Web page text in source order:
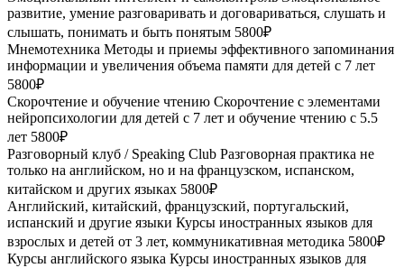
развитие, умение разговаривать и договариваться, слушать и
слышать, понимать и быть понятым 5800₽
Мнемотехника Методы и приемы эффективного запоминания
информации и увеличения объема памяти для детей с 7 лет
5800₽
Скорочтение и обучение чтению Скорочтение с элементами
нейропсихологии для детей с 7 лет и обучение чтению с 5.5
лет 5800₽
Разговорный клуб / Speaking Club Разговорная практика не
только на английском, но и на французском, испанском,
китайском и других языках 5800₽
Английский, китайский, французский, португальский,
испанский и другие языки Курсы иностранных языков для
взрослых и детей от 3 лет, коммуникативная методика 5800₽
Курсы английского языка Курсы иностранных языков для